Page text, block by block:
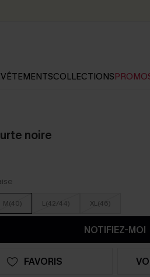
VÊTEMENTSCOLLECTIONS
noire
M(40) L(42/44) XL(46)
NOTIFIEZ-MOI
FAVORIS